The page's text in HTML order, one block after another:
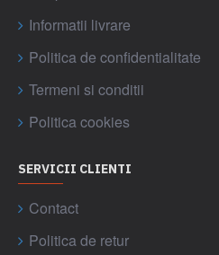
Informatii livrare
Politica de confidentialitate
Termeni si conditii
Politica cookies
SERVICII CLIENTI
Contact
Politica de retur